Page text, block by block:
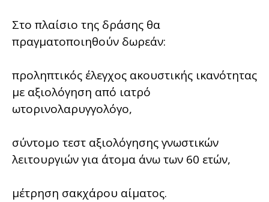
Στο πλαίσιο της δράσης θα
πραγματοποιηθούν δωρεάν:
προληπτικός έλεγχος ακουστικής ικανότητας
με αξιολόγηση από ιατρό
ωτορινολαρυγγολόγο,
σύντομο τεστ αξιολόγησης γνωστικών
λειτουργιών για άτομα άνω των 60 ετών,
μέτρηση σακχάρου αίματος.